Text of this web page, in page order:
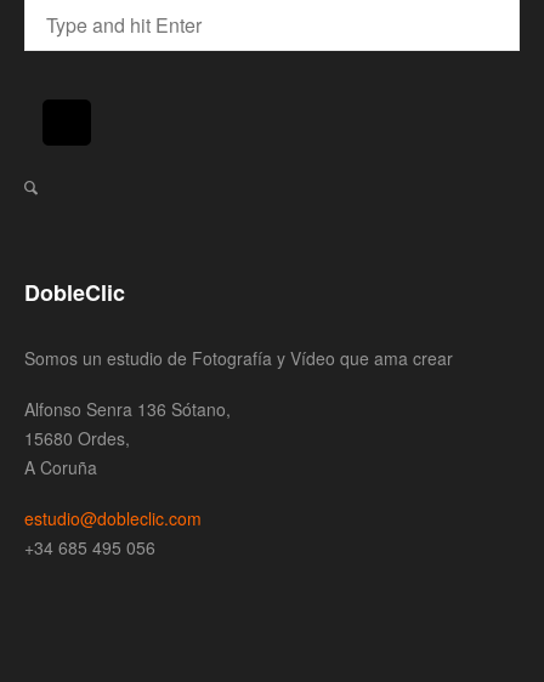
DobleClic
Somos un estudio de Fotografía y Vídeo que ama crear
Alfonso Senra 136 Sótano,
15680 Ordes,
A Coruña
estudio@dobleclic.com
+34 685 495 056